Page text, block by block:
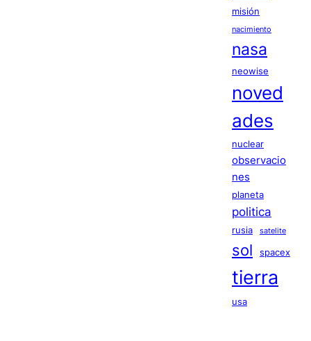
misión
nacimiento
nasa
neowise
noved
ades
nuclear
observacio
nes
planeta
politica
rusia satelite
sol spacex
tierra
usa